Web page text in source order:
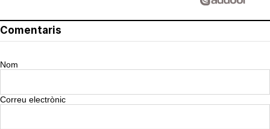
Comentaris
Nom
Correu electrònic